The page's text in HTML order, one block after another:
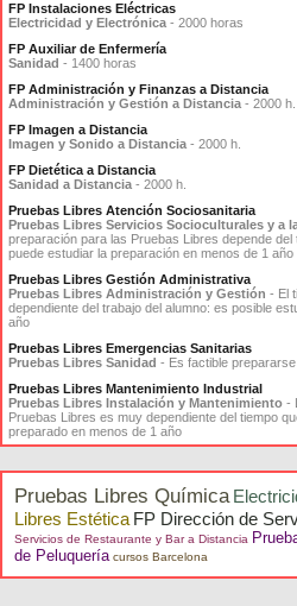
FP Instalaciones Eléctricas
Electricidad y Electrónica - 2000 horas
FP Auxiliar de Enfermería
Sanidad - 1400 horas
FP Administración y Finanzas a Distancia
Administración y Gestión a Distancia - 2000 h.
FP Imagen a Distancia
Imagen y Sonido a Distancia - 2000 h.
FP Dietética a Distancia
Sanidad a Distancia - 2000 h.
Pruebas Libres Atención Sociosanitaria
Pruebas Libres Servicios Socioculturales y a
preparación para las Pruebas Libres depende
puede estudiar la preparación en menos de 1 año
Pruebas Libres Gestión Administrativa
Pruebas Libres Administración y Gestión - El
dependiente del trabajo del alumno: es posible
año
Pruebas Libres Emergencias Sanitarias
Pruebas Libres Sanidad - Es factible
Pruebas Libres Mantenimiento Industrial
Pruebas Libres Instalación y Mantenimiento -
Pruebas Libres es muy dependiente del tiempo
preparado en menos de 1 año
Pruebas Libres Química
Libres Estética FP Dirección de
Servicios de Restaurante y Bar a Distancia
de Peluquería cursos Barcelona